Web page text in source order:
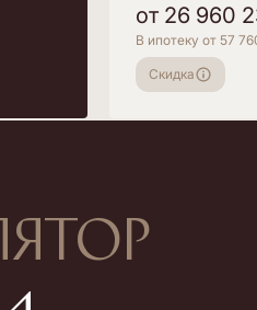
от 26 960
В ипотеку от 57
Скидка